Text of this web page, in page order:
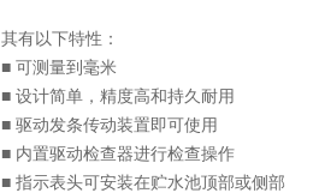
其有以下特性：
■ 可测量到毫米
■ 设计简单，精度高和持久耐用
■ 驱动发条传动装置即可使用
■ 内置驱动检查器进行检查操作
■ 指示表头可安装在贮水池顶部或侧部